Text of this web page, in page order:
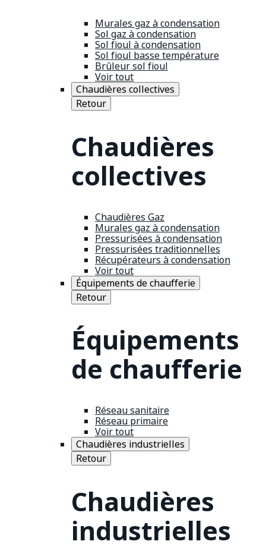
Murales gaz à condensation
Sol gaz à condensation
Sol fioul à condensation
Sol fioul basse température
Brûleur sol fioul
Voir tout
Chaudières collectives
Retour
Chaudières
collectives
Chaudières Gaz
Murales gaz à condensation
Pressurisées à condensation
Pressurisées traditionnelles
Récupérateurs à condensation
Voir tout
Équipements de chaufferie
Retour
Équipements
de chaufferie
Réseau sanitaire
Réseau primaire
Voir tout
Chaudières industrielles
Retour
Chaudières
industrielles